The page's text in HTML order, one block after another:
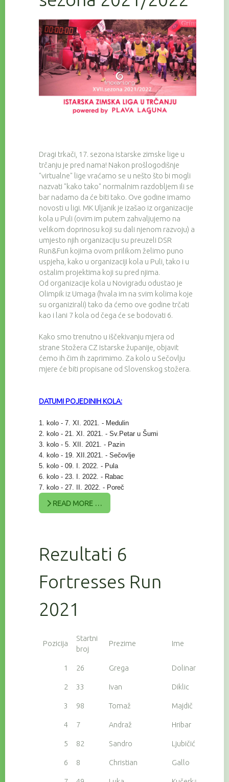
Dragi trkači, 17. sezona Istarske zimske lige u
trčanju je pred nama! Nakon prošlogodišnje
"virtualne" lige vraćamo se u nešto što bi mogli
nazvati "kako tako" normalnim razdobljem ili se
bar nadamo da će biti tako. Ove godine imamo
novosti u ligi. MK Uljanik je izašao iz organizacije
kola u Puli (ovim im putem zahvaljujemo na
velikom doprinosu koji su dali njenom razvoju) a
umjesto njih organizaciju su preuzeli DSR
Run&Fun kojima ovom prilikom želimo puno
uspjeha, kako u organizaciji kola u Puli, tako i u
ostalim projektima koji su pred njima.
Od organizacije kola u Novigradu odustao je
Olimpik iz Umaga (hvala im na svim kolima koje
su organizirali) tako da ćemo ove godine trčati
kao i lani 7 kola od čega će se bodovati 6.
Kako smo trenutno u iščekivanju mjera od
strane Stožera CZ Istarske županije, objavit
ćemo ih čim ih zaprimimo. Za kolo u Sečovlju
mjere će biti propisane od Slovenskog stožera.
DATUMI POJEDINIH KOLA:
1. kolo - 7. XI. 2021. - Medulin
2. kolo - 21. XI. 2021. - Sv.Petar u Šumi
3. kolo - 5. XII. 2021. - Pazin
4. kolo - 19. XII.2021. - Sečovlje
5. kolo - 09. I. 2022. - Pula
6. kolo - 23. I. 2022. - Rabac
7. kolo - 27. II. 2022. - Poreč
READ MORE …
Rezultati 6
Fortresses Run
2021
Pozicija
Startni
broj
Prezime Ime
1 26 Grega Dolinar
2 33 Ivan Diklic
3 98 Tomaž Majdič
4 7 Andraž Hribar
5 82 Sandro Ljubičić
6 8 Christian Gallo